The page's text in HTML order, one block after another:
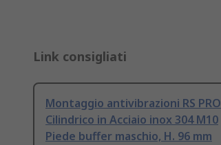
Link consigliati
Montaggio antivibrazioni RS PRO
Cilindrico in Acciaio inox 304 M10
Piede buffer maschio, H. 96 mm